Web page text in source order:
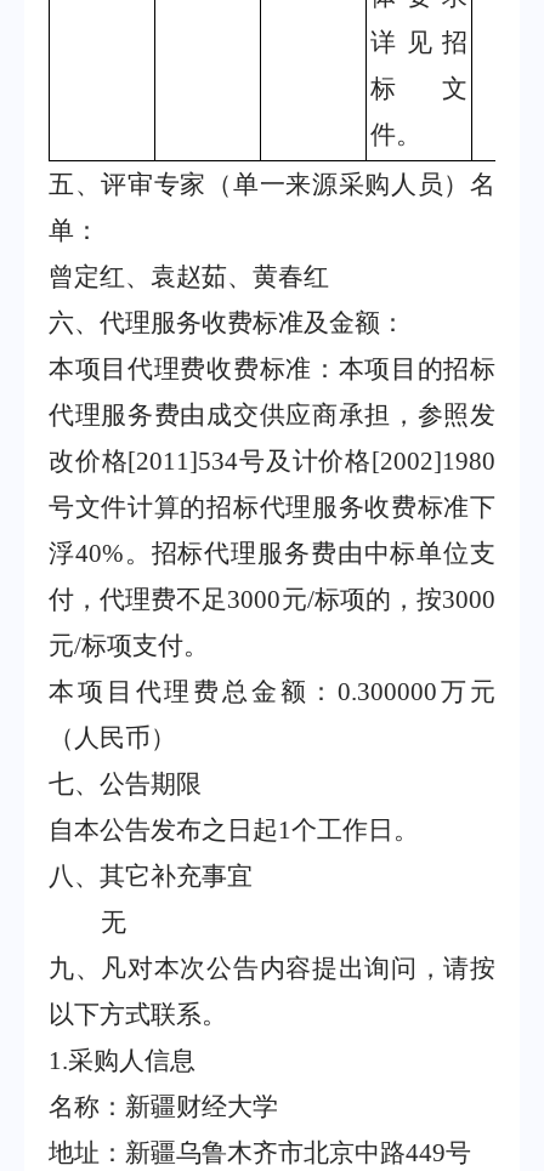
详见招
标文
件。
五、评审专家（单一来源采购人员）名
单：
曾定红、袁赵茹、黄春红
六、代理服务收费标准及金额：
本项目代理费收费标准：本项目的招标
代理服务费由成交供应商承担，参照发
改价格[2011]534号及计价格[2002]1980
号文件计算的招标代理服务收费标准下
浮40%。招标代理服务费由中标单位支
付，代理费不足3000元/标项的，按3000
元/标项支付。
本项目代理费总金额：0.300000万元
（人民币）
七、公告期限
自本公告发布之日起1个工作日。
八、 其它补充事宜
无
九、凡对本次公告内容提出询问，请按
以下方式联系。
1.采购人信息
名称：新疆财经大学
地址：新疆乌鲁木齐市北京中路449号